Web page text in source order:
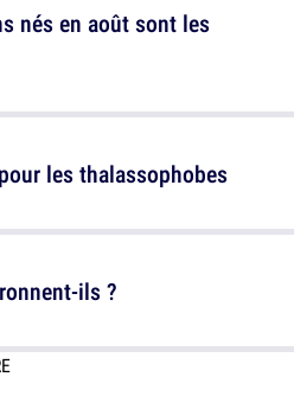
nés en août sont les
ils ?
les thalassophobes